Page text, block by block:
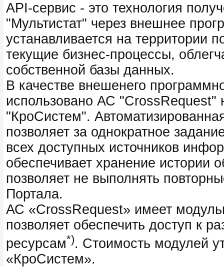
API-сервис - это технология
"Мультистат" через внешнее
устанавливается на территории
текущие бизнес-процессы,
собственной базы данных.
В качестве внешенего
использовано АС "CrossRequest"
"КроСистем".
позволяет за однократное
всех доступных источников
обеспечивает хранение истории
позволяет не выполнять
Портала.
АС «CrossRequest» имеет
позволяет обеспечить доступ к
ресурсам*). Стоимость модулей
«КроСистем».